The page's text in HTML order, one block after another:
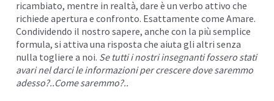
ricambiato, mentre in realtà, dare è un verbo attivo che
richiede apertura e confronto. Esattamente come Amare.
Condividendo il nostro sapere, anche con la più semplice
formula, si attiva una risposta che aiuta gli altri senza
nulla togliere a noi. Se tutti i nostri insegnanti fossero stati
avari nel darci le informazioni per crescere dove saremmo
adesso?..Come saremmo?..